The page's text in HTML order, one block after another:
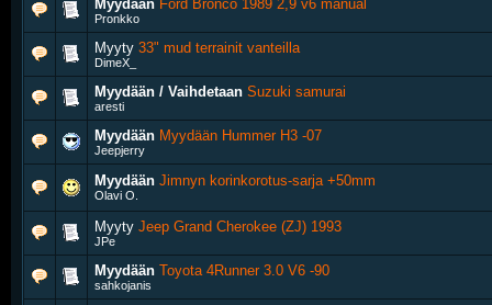
Myydään Ford Bronco 1989 2,9 v6 manual
Pronkko
Myyty 33" mud terrainit vanteilla
DimeX_
Myydään / Vaihdetaan Suzuki samurai
aresti
Myydään Myydään Hummer H3 -07
Jeepjerry
Myydään Jimnyn korinkorotus-sarja +50mm
Olavi O.
Myyty Jeep Grand Cherokee (ZJ) 1993
JPe
Myydään Toyota 4Runner 3.0 V6 -90
sahkojanis